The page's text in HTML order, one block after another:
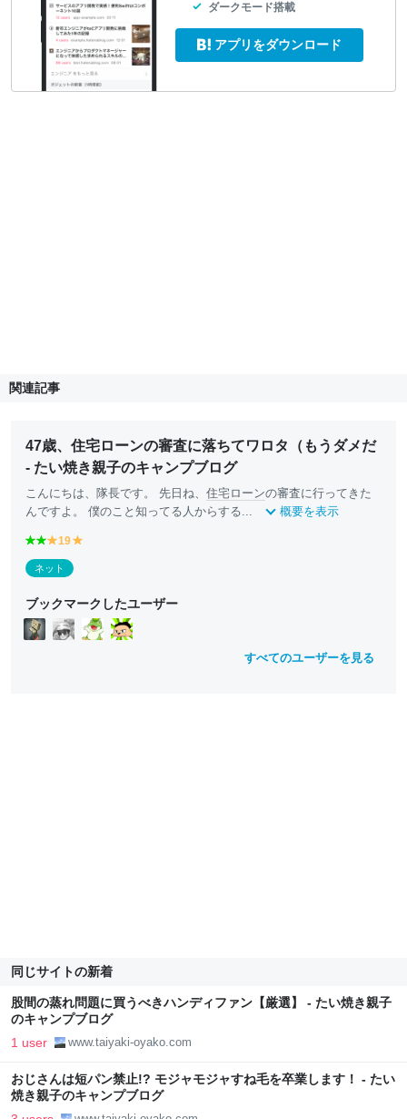
ダークモード搭載
アプリをダウンロード
関連記事
47歳、住宅ローンの審査に落ちてワロタ（もうダメだ
- たい焼き親子のキャンプブログ
こんにちは、隊長です。 先日ね、 住宅ローンの審査に行ってきた
んですよ。 僕のこと知ってる人からする...
概要を表示
g
r
e
n
g
r
e
e
n
y
e
ll
w
19
ll
w
ネット
ブックマークしたユーザー
すべてのユーザーを見る
同じサイトの新着
股間の蒸れ問題に買うべきハンディファン【厳選】 - たい焼き親子
のキャンプブログ
1 user www.taiyaki-oyako.com
おじさんは短パン禁止!? モジャモジャすね毛を卒業します！ - たい
焼き親子のキャンプブログ